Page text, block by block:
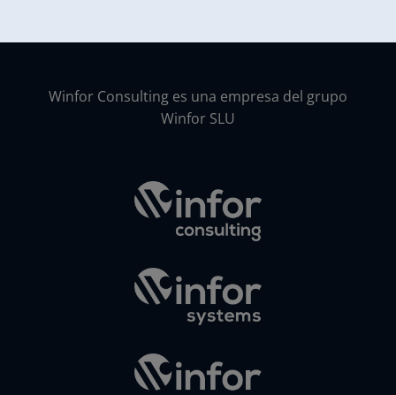
Winfor Consulting es una empresa del grupo
Winfor SLU